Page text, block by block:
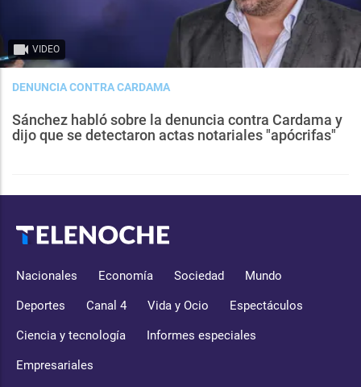
VIDEO
DENUNCIA CONTRA CARDAMA
Sánchez habló sobre la denuncia contra Cardama y
dijo que se detectaron actas notariales "apócrifas"
Nacionales Economía Sociedad Mundo
Deportes Canal 4 Vida y Ocio Espectáculos
Ciencia y tecnología Informes especiales
Empresariales